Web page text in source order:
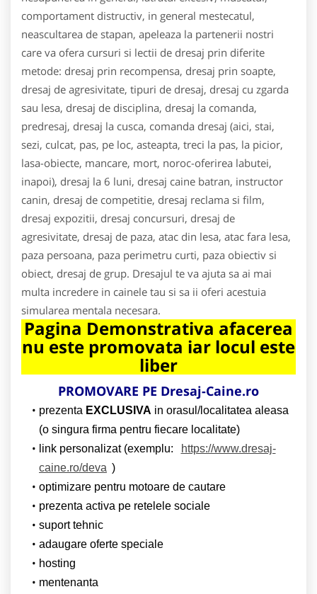
comportament distructiv, in general mestecatul,
neascultarea de stapan, apeleaza la partenerii nostri
care va ofera cursuri si lectii de dresaj prin diferite
metode: dresaj prin recompensa, dresaj prin soapte,
dresaj de agresivitate, tipuri de dresaj, dresaj cu zgarda
sau lesa, dresaj de disciplina, dresaj la comanda,
predresaj, dresaj la cusca, comanda dresaj (aici, stai,
sezi, culcat, pas, pe loc, asteapta, treci la pas, la picior,
lasa-obiecte, mancare, mort, noroc-oferirea labutei,
inapoi), dresaj la 6 luni, dresaj caine batran, instructor
canin, dresaj de competitie, dresaj reclama si film,
dresaj expozitii, dresaj concursuri, dresaj de
agresivitate, dresaj de paza, atac din lesa, atac fara lesa,
paza persoana, paza perimetru curti, paza obiectiv si
obiect, dresaj de grup. Dresajul te va ajuta sa ai mai
multa incredere in cainele tau si sa ii oferi acestuia
simularea mentala necesara.
Pagina Demonstrativa afacerea
nu este promovata iar locul este
liber
PROMOVARE PE Dresaj-Caine.ro
prezenta EXCLUSIVA in orasul/localitatea aleasa
(o singura firma pentru fiecare localitate)
link personalizat (exemplu:
https://www.dresaj-
caine.ro/deva )
optimizare pentru motoare de cautare
prezenta activa pe retelele sociale
suport tehnic
adaugare oferte speciale
hosting
mentenanta